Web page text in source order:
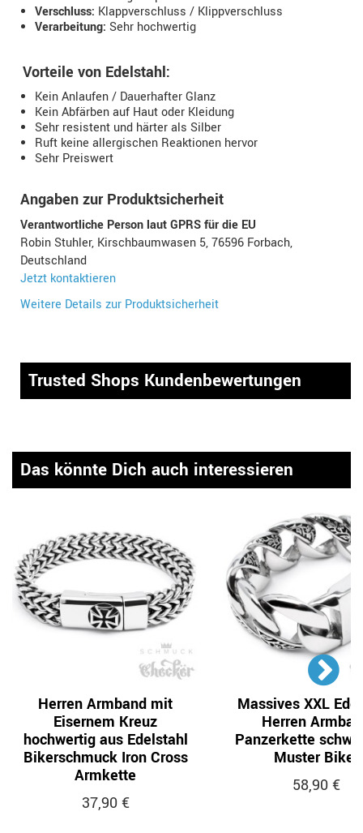
Verschluss: Klappverschluss / Klippverschluss
Verarbeitung: Sehr hochwertig
Vorteile von Edelstahl:
Kein Anlaufen / Dauerhafter Glanz
Kein Abfärben auf Haut oder Kleidung
Sehr resistent und härter als Silber
Ruft keine allergischen Reaktionen hervor
Sehr Preiswert
Angaben zur Produktsicherheit
Verantwortliche Person laut GPRS für die EU
Robin Stuhler, Kirschbaumwasen 5, 76596 Forbach,
Deutschland
Jetzt kontaktieren
Weitere Details zur Produktsicherheit
Trusted Shops Kundenbewertungen
Das könnte Dich auch interessieren
Herren Armband mit
Eisernem Kreuz
hochwertig aus Edelstahl
Bikerschmuck Iron Cross
Armkette
37,90 €
Massives XXL
Herren
Panzerkette
Muster Biker
58,90 €